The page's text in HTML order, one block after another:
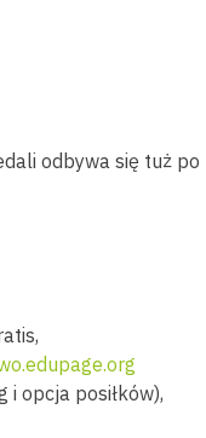
odbywa się tuż po
i opcja posiłków),